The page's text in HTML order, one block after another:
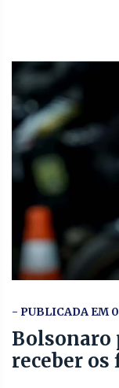
- PUBLICADA EM
Bolsonaro
receber os